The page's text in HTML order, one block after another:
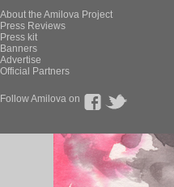
About the Amilova Project
Press Reviews
Press kit
Banners
Advertise
Official Partners
Follow Amilova on